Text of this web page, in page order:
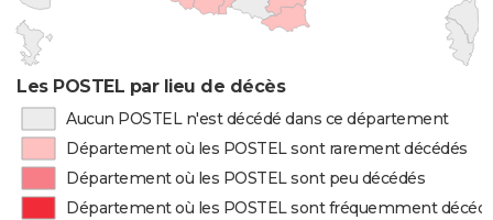
Les POSTEL par lieu de décès
Aucun POSTEL n'est décédé dans ce département
Département où les POSTEL sont rarement décédés
Département où les POSTEL sont peu décédés
Département où les POSTEL sont fréquemment